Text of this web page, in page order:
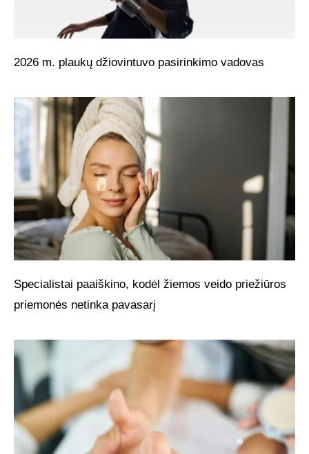
2026 m. plaukų džiovintuvo pasirinkimo vadovas
Specialistai paaiškino, kodėl žiemos veido priežiūros
priemonės netinka pavasarį